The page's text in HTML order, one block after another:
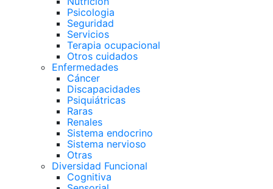
Psicologia
Seguridad
Servicios
Terapia ocupacional
Otros cuidados
Enfermedades
Cáncer
Discapacidades
Psiquiátricas
Raras
Renales
Sistema endocrino
Sistema nervioso
Otras
Diversidad Funcional
Cognitiva